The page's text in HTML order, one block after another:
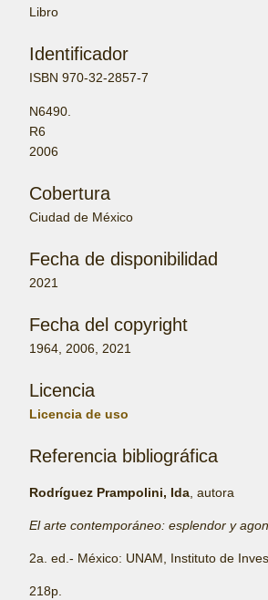
Libro
Identificador
ISBN 970-32-2857-7
N6490.
R6
2006
Cobertura
Ciudad de México
Fecha de disponibilidad
2021
Fecha del copyright
1964, 2006, 2021
Licencia
Licencia de uso
Referencia bibliográfica
Rodríguez Prampolini, Ida, autora
El arte contemporáneo: esplendor y
2a. ed.- México: UNAM, Instituto de
218p.